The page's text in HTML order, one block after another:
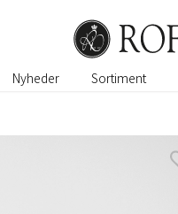
Nyheder Sortiment